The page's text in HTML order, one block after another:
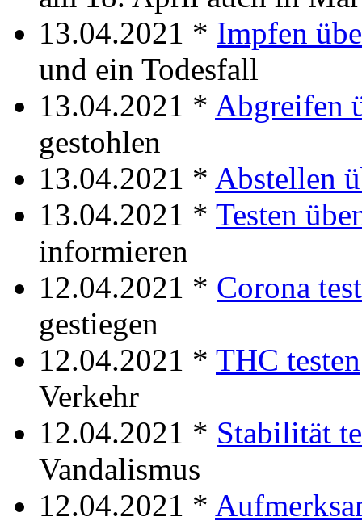
13.04.2021 * Impfen
und ein Todesfall
13.04.2021 * Abgreifen
gestohlen
13.04.2021 * Abstellen
13.04.2021 * Testen
informieren
12.04.2021 * Corona
gestiegen
12.04.2021 * THC testen
Verkehr
12.04.2021 * Stabilität
Vandalismus
12.04.2021 *